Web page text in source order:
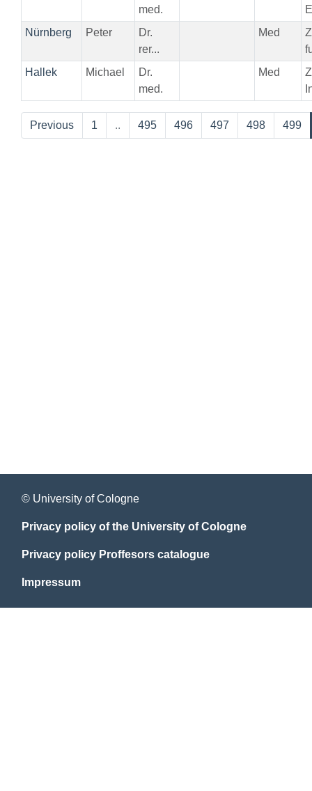
med.
Nürnberg
Peter
Dr.
rer...
Med
Hallek
Michael
Dr.
med.
Med
Previous 1 .. 495 496 497 498 499
© University of Cologne
Privacy policy of the University of Cologne
Privacy policy Proffesors catalogue
Impressum